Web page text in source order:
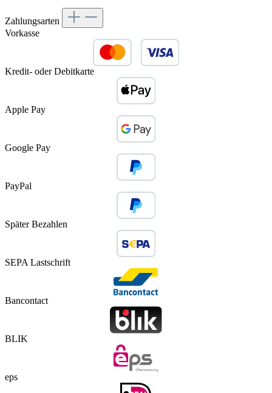
Zahlungsarten
Vorkasse
Kredit- oder Debitkarte
Apple Pay
Google Pay
PayPal
Später Bezahlen
SEPA Lastschrift
Bancontact
BLIK
eps